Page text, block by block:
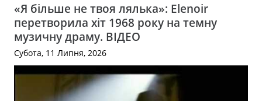
«Я більше не твоя лялька»: Elenoir
перетворила хіт 1968 року на темну
музичну драму. ВІДЕО
Субота, 11 Липня, 2026